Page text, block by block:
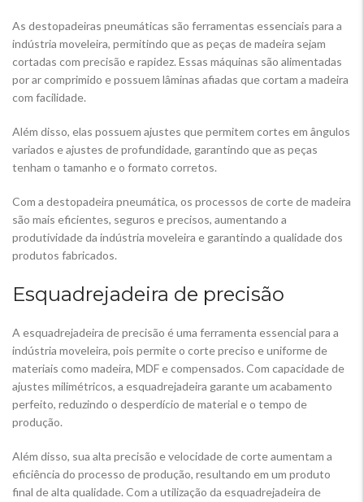
As destopadeiras pneumáticas são ferramentas essenciais para a
indústria moveleira, permitindo que as peças de madeira sejam
cortadas com precisão e rapidez. Essas máquinas são alimentadas
por ar comprimido e possuem lâminas afiadas que cortam a madeira
com facilidade.
Além disso, elas possuem ajustes que permitem cortes em ângulos
variados e ajustes de profundidade, garantindo que as peças
tenham o tamanho e o formato corretos.
Com a destopadeira pneumática, os processos de corte de madeira
são mais eficientes, seguros e precisos, aumentando a
produtividade da indústria moveleira e garantindo a qualidade dos
produtos fabricados.
Esquadrejadeira de precisão
A esquadrejadeira de precisão é uma ferramenta essencial para a
indústria moveleira, pois permite o corte preciso e uniforme de
materiais como madeira, MDF e compensados. Com capacidade de
ajustes milimétricos, a esquadrejadeira garante um acabamento
perfeito, reduzindo o desperdício de material e o tempo de
produção.
Além disso, sua alta precisão e velocidade de corte aumentam a
eficiência do processo de produção, resultando em um produto
final de alta qualidade. Com a utilização da esquadrejadeira de